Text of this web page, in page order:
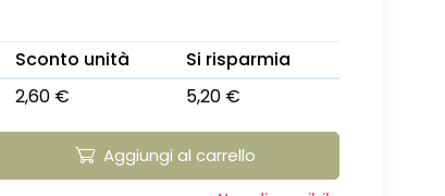
Sconto unità
Si risparmia
2,60 € 5,20 €
Aggiungi al carrello